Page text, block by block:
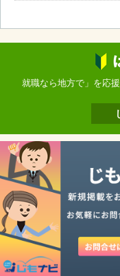
就職なら地方で」を応